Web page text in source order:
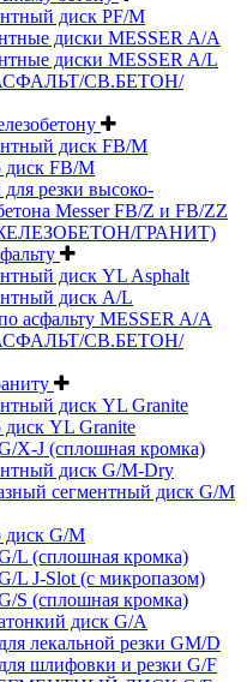
диск PF/M
диски MESSER A/A
диски MESSER A/L
СВ.БЕТОН/
диск FB/M
диск FB/M
резки высоко-
Messer FB/Z и FB/ZZ
ГРАНИТ)
диск YL Asphalt
диск A/L
асфальту MESSER A/A
СВ.БЕТОН/
диск YL Granite
YL Granite
X-J (сплошная кромка)
диск G/M-Dry
сегментный диск G/M
диск G/M
L (сплошная кромка)
L J-Slot (с микропазом)
S (сплошная кромка)
диск G/A
лекальной резки GM/D
шлифовки и резки G/F